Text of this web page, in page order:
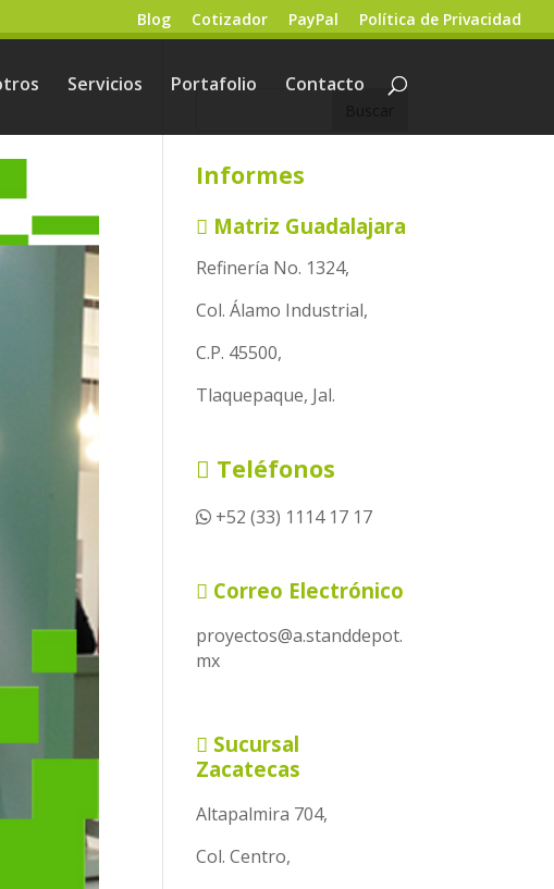
Blog Cotizador PayPal Política de Privacidad
Servicios Portafolio Contacto
Informes
Matriz Guadalajara
Refinería No. 1324,
Col. Álamo Industrial,
C.P. 45500,
Tlaquepaque, Jal.
Teléfonos
+52 (33) 1114 17 17
Correo Electrónico
proyectos@a.standdepot.
mx
Sucursal
Zacatecas
Altapalmira 704,
Col. Centro,